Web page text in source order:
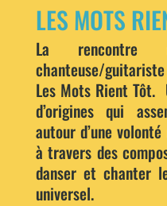
LES MOTS
La rencontre
chanteuse/
Les Mots Rient Tôt.
d’origines qui
autour d’une
à travers des
danser et chanter
universel.